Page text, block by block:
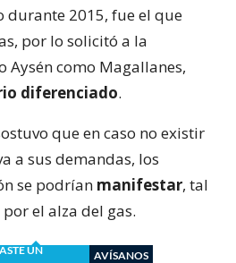
durante 2015, fue el que
por lo solicitó a la
como Magallanes,
diferenciado.
que en caso no existir
a sus demandas, los
se podrían manifestar, tal
el alza del gas.
UN
AVÍSANOS